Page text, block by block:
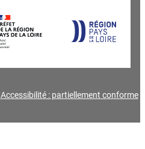
Accessibilité : partiellement conforme